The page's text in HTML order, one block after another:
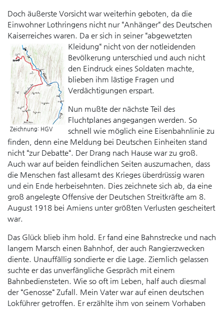
Doch äußerste Vorsicht war weiterhin geboten, da die
Einwohner Lothringens nicht nur “Anhänger“ des Deutschen
Kaiserreiches waren. Da er sich in seiner “abgewetzten
Kleidung“ nicht von
Zeichnung: HGV
der notleidenden
Bevölkerung unterschied und auch nicht
den Eindruck eines Soldaten machte,
blieben ihm lästige Fragen und
Verdächtigungen erspart.
Nun mußte der nächste Teil des
Fluchtplanes angegangen werden. So
schnell wie möglich eine Eisenbahnlinie zu
finden, denn eine Meldung bei Deutschen Einheiten stand
nicht “zur Debatte“. Der Drang nach Hause war zu groß.
Auch war auf beiden feindlichen Seiten auszumachen, dass
die Menschen fast allesamt des Krieges überdrüssig waren
und ein Ende herbeisehnten. Dies zeichnete sich ab, da eine
groß angelegte Offensive der Deutschen Streitkräfte am 8.
August 1918 bei Amiens unter größten Verlusten gescheitert
war.
Das Glück blieb ihm hold. Er fand eine Bahnstrecke und nach
langem Marsch einen Bahnhof, der auch Rangierzwecken
diente. Unauffällig sondierte er die Lage. Ziemlich gelassen
suchte er das unverfängliche Gespräch mit einem
Bahnbediensteten. Wie so oft im Leben, half auch diesmal
der “Genosse“ Zufall. Mein Vater war auf einen deutschen
Lokführer getroffen. Er erzählte ihm von seinem Vorhaben